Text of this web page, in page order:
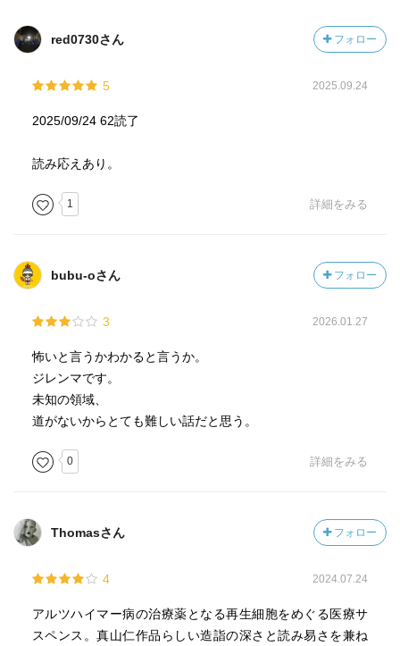
red0730さん フォロー
5 2025.09.24
2025/09/24 62読了
読み応えあり。
1 詳細をみる
bubu-oさん フォロー
3 2026.01.27
怖いと言うかわかると言うか。
ジレンマです。
未知の領域、
道がないからとても難しい話だと思う。
0 詳細をみる
Thomasさん フォロー
4 2024.07.24
アルツハイマー病の治療薬となる再生細胞をめぐる医療サ
スペンス。真山仁作品らしい造詣の深さと読み易さを兼ね